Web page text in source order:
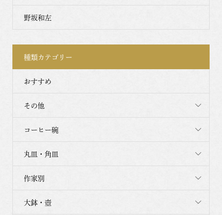
野坂和左
種類カテゴリー
おすすめ
その他
コーヒー碗
丸皿・角皿
作家別
大鉢・壺